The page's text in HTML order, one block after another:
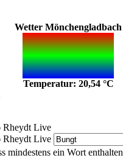
Wetter Mönchengladbach
Temperatur: 20,54 °C
Rheydt Live
Rheydt Live
mindestens ein Wort enthalten